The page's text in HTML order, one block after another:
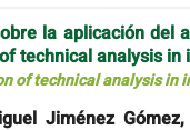
la aplicación
technical analysis in
of technical analysis in
Jiménez